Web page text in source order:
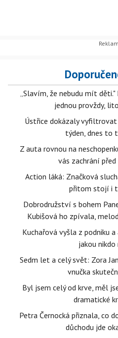
„Slavím, že nebudu mít
jednou provždy,
Ústřice dokázaly vyfiltrovat
týden, dnes to
Z auta rovnou na
vás zachrání
Action láká: Značková
přitom stojí i
Dobrodružství s bohem
Kubišová ho zpívala,
Kuchařová vyšla z podniku
jakou nikdo
Sedm let a celý svět: Zora
vnučka
Byl jsem celý od krve, měl
dramatické
Petra Černocká přiznala, co
důchodu jde